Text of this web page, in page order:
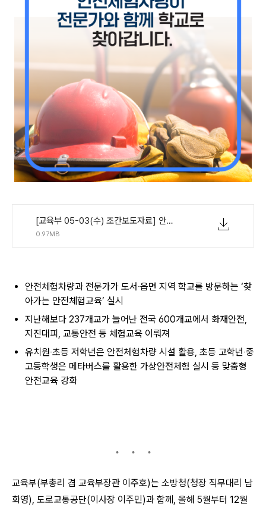
[교육부 05-03(수) 조간보도자료] 안전체험차량이 전문가와 함께 학교로 찾아갑니다.pdf
0.97MB
안전체험차량과 전문가가 도서‧읍면 지역 학교를 방문하는 ‘찾
아가는 안전체험교육’ 실시
지난해보다 237개교가 늘어난 전국 600개교에서 화재안전,
지진대피, 교통안전 등 체험교육 이뤄져
유치원‧초등 저학년은 안전체험차량 시설 활용, 초등 고학년‧중
고등학생은 메타버스를 활용한 가상안전체험 실시 등 맞춤형
안전교육 강화
교육부(부총리 겸 교육부장관 이주호)는 소방청(청장 직무대리 남
화영), 도로교통공단(이사장 이주민)과 함께, 올해 5월부터 12월